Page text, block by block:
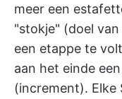
meer een
"stokje" (doel
een etappe te
aan het einde
(increment). Elke